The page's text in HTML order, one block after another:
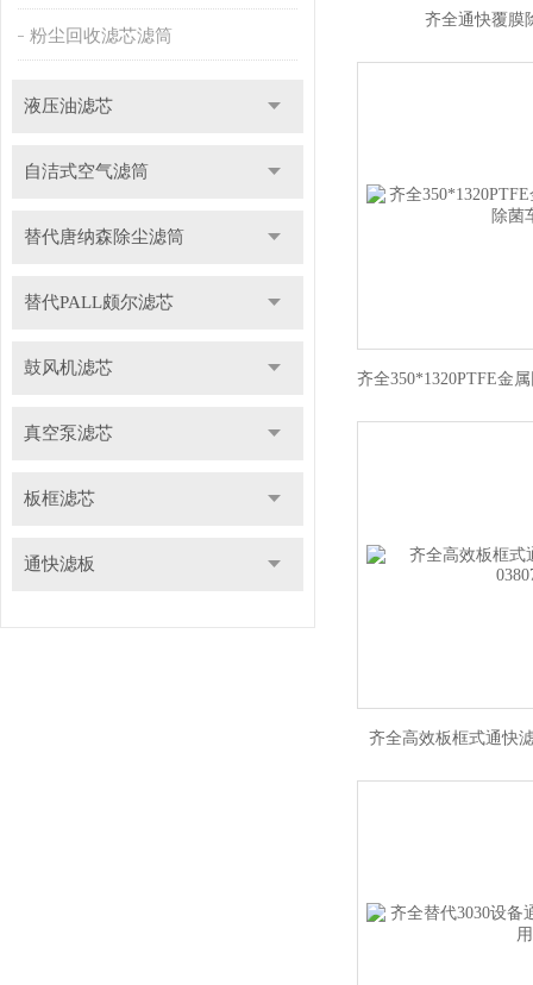
粉尘回收滤芯滤筒
液压油滤芯
自洁式空气滤筒
替代唐纳森除尘滤筒
替代PALL颇尔滤芯
鼓风机滤芯
真空泵滤芯
板框滤芯
通快滤板
齐全通快覆膜
齐全高效板框式通快